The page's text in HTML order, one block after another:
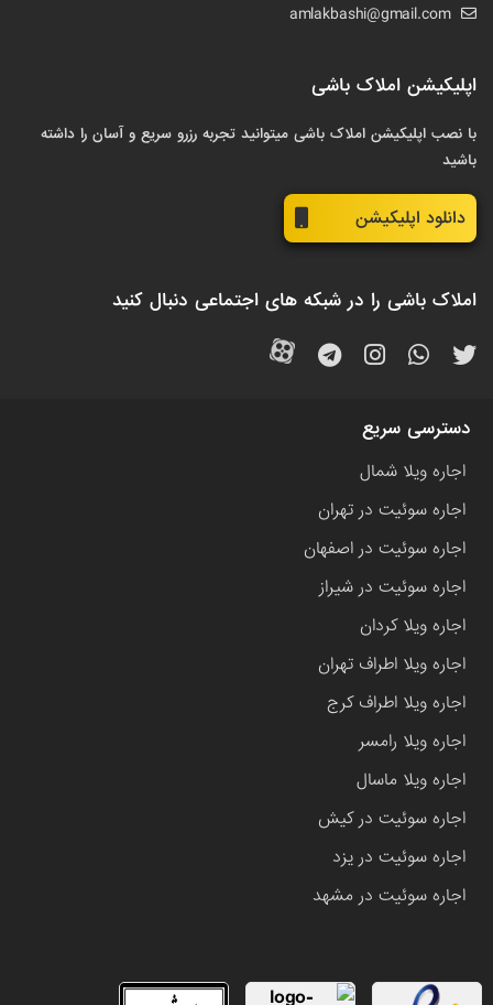
amlakbashi@gmail.com
اپلیکیشن املاک باشی
با نصب اپلیکیشن املاک باشی میتوانید تجربه رزرو سریع و آسان را داشته
باشید
دانلود اپلیکیشن
املاک باشی را در شبکه های اجتماعی دنبال کنید
دسترسی سریع
اجاره ویلا شمال
اجاره سوئیت در تهران
اجاره سوئیت در اصفهان
اجاره سوئیت در شیراز
اجاره ویلا کردان
اجاره ویلا اطراف تهران
اجاره ویلا اطراف کرج
اجاره ویلا رامسر
اجاره ویلا ماسال
اجاره سوئیت در کیش
اجاره سوئیت در یزد
اجاره سوئیت در مشهد